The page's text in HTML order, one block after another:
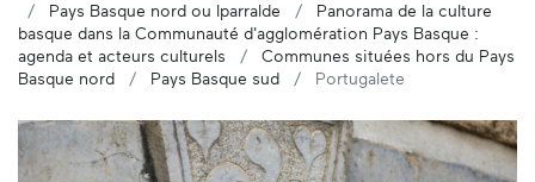
Pays Basque nord ou Iparralde
Panorama de la culture
basque dans la Communauté d'agglomération Pays Basque :
agenda et acteurs culturels
Communes situées hors du Pays
Basque nord
Pays Basque sud Portugalete